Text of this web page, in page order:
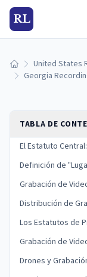
RL
Inicio United States
Georgia
TABLA DE
El Estatuto
Definición de
Grabación de
Distribución de
Los Estatutos de
Grabación de
Drones y